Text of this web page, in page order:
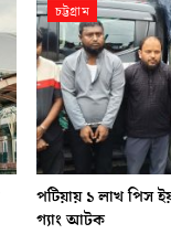
চট্টগ্রাম
পটিয়ায় ১ লাখ পিস
গ্যাং আটক